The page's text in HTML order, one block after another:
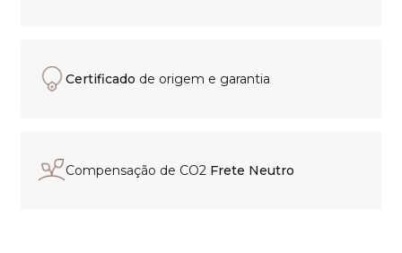
Certificado de origem e garantia
Compensação de CO2 Frete Neutro